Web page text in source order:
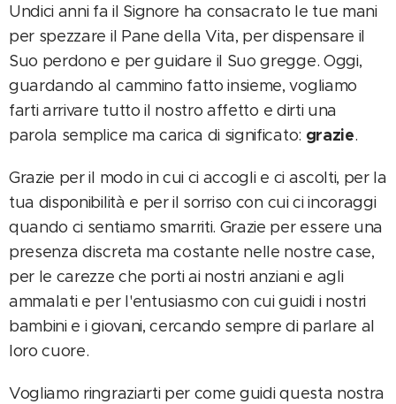
Undici anni fa il Signore ha consacrato le tue mani
per spezzare il Pane della Vita, per dispensare il
Suo perdono e per guidare il Suo gregge. Oggi,
guardando al cammino fatto insieme, vogliamo
farti arrivare tutto il nostro affetto e dirti una
parola semplice ma carica di significato: grazie.
Grazie per il modo in cui ci accogli e ci ascolti, per la
tua disponibilità e per il sorriso con cui ci incoraggi
quando ci sentiamo smarriti. Grazie per essere una
presenza discreta ma costante nelle nostre case,
per le carezze che porti ai nostri anziani e agli
ammalati e per l'entusiasmo con cui guidi i nostri
bambini e i giovani, cercando sempre di parlare al
loro cuore.
Vogliamo ringraziarti per come guidi questa nostra